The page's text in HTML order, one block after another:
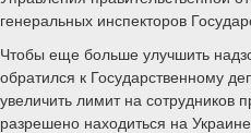
генеральных инспекторов
Чтобы еще больше улучшить
обратился к Государственному
увеличить лимит на сотрудников
разрешено находиться на